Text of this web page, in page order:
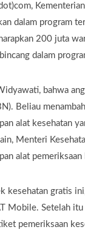
dalam program
200 juta
dalam
bahwa
Beliau
alat kesehatan
Menteri
alat
kesehatan gratis
Mobile. Setelah
pemeriksaan